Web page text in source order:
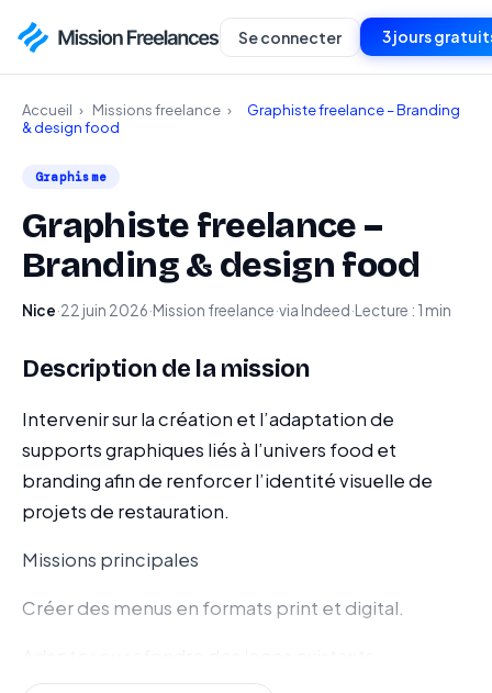
Se connecter 3 jours
Accueil › Missions freelance ›
Graphiste freelance – Branding
& design food
Graphisme
Graphiste freelance –
Branding & design food
Nice·22 juin 2026·Mission freelance·via Indeed·Lecture : 1 min
Description de la mission
Intervenir sur la création et l’adaptation de
supports graphiques liés à l’univers food et
branding afin de renforcer l’identité visuelle de
projets de restauration.
Missions principales
Créer des menus en formats print et digital.